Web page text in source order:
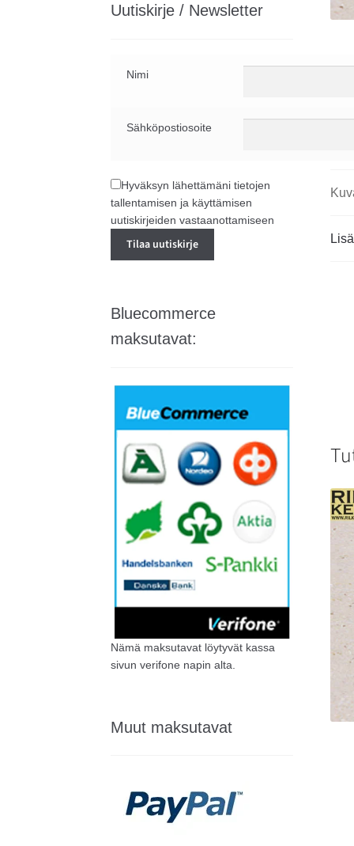
Uutiskirje / Newsletter
Nimi
Sähköpostiosoite
Hyväksyn lähettämäni tietojen
tallentamisen ja käyttämisen
uutiskirjeiden vastaanottamiseen
Bluecommerce
maksutavat:
Nämä maksutavat löytyvät kassa
sivun verifone napin alta.
Muut maksutavat